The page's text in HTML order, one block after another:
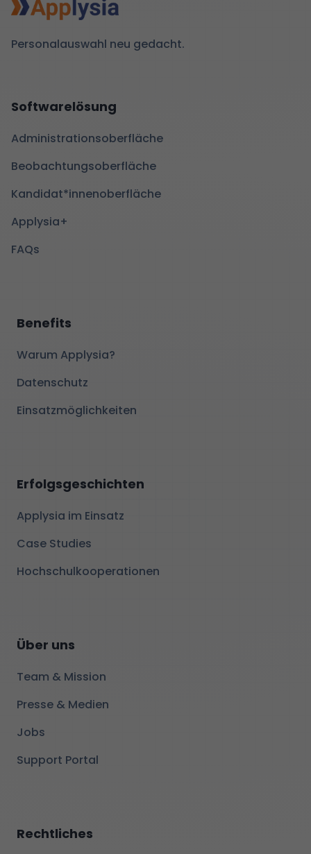
Personalauswahl neu gedacht.
Softwarelösung
Administrationsoberfläche
Beobachtungsoberfläche
Kandidat*innenoberfläche
Applysia+
FAQs
Benefits
Warum Applysia?
Datenschutz
Einsatzmöglichkeiten
Erfolgsgeschichten
Applysia im Einsatz
Case Studies
Hochschulkooperationen
Über uns
Team & Mission
Presse & Medien
Jobs
Support Portal
Rechtliches